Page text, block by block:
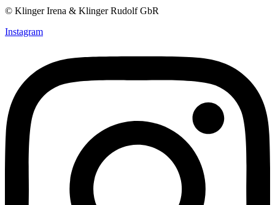
© Klinger Irena & Klinger Rudolf GbR
Instagram